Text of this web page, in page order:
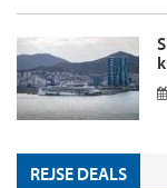
REJSE DEALS